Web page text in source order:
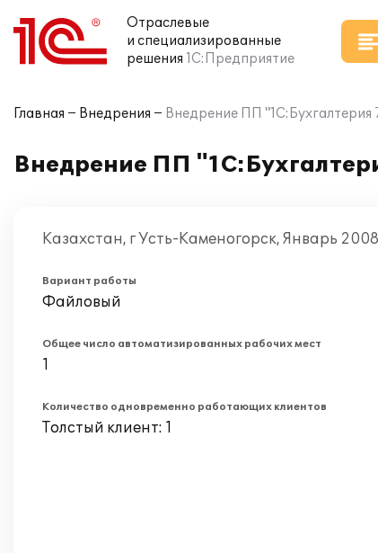
Отраслевые
и специализированные
решения 1С:Предприятие
Главная Внедрения Внедрение ПП "1С:Бухгалтерия
Внедрение ПП
Казахстан, г Усть-Каменогорск, Январь 2008
Вариант работы
Файловый
Общее число автоматизированных рабочих мест
1
Количество одновременно работающих клиентов
Толстый клиент: 1